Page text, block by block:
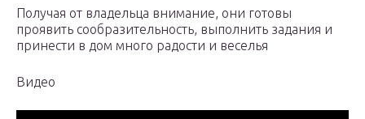
Получая от владельца внимание, они готовы
проявить сообразительность, выполнить задания и
принести в дом много радости и веселья
Видео